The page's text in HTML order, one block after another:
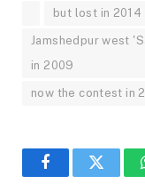
but lost in 2014
Jamshedpur west
in 2009
now the contest in
FacebookTwitter